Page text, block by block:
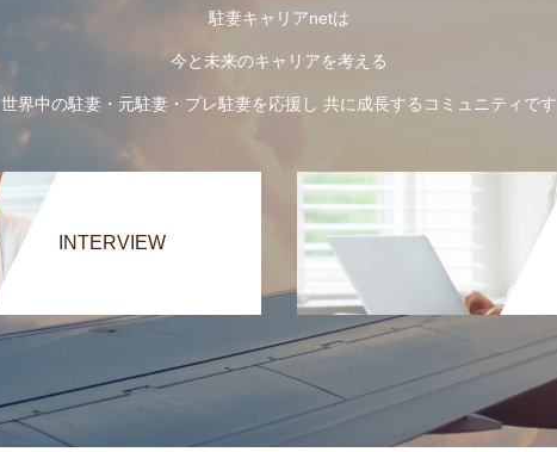
駐妻キャリアnetは
今と未来のキャリアを考える
世界中の駐妻・元駐妻・プレ駐妻を応援し 共に成長するコミュニティです
INTERVIEW